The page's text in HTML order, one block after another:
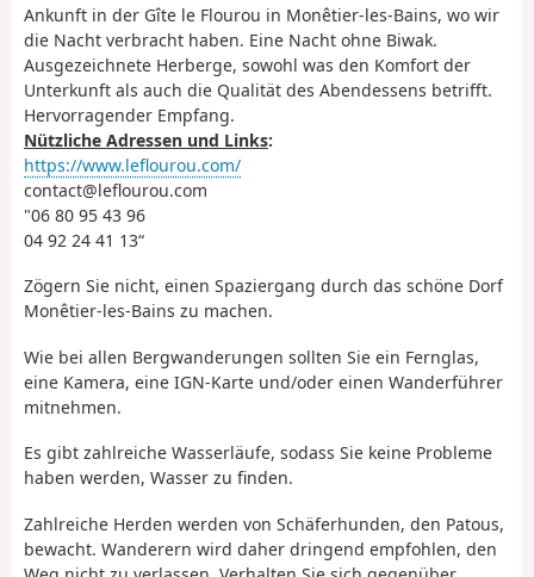
Ankunft in der Gîte le Flourou in Monêtier-les-Bains, wo wir
die Nacht verbracht haben. Eine Nacht ohne Biwak.
Ausgezeichnete Herberge, sowohl was den Komfort der
Unterkunft als auch die Qualität des Abendessens betrifft.
Hervorragender Empfang.
Nützliche Adressen und Links:
https://www.leflourou.com/
contact@leflourou.com
"06 80 95 43 96
04 92 24 41 13“
Zögern Sie nicht, einen Spaziergang durch das schöne Dorf
Monêtier-les-Bains zu machen.
Wie bei allen Bergwanderungen sollten Sie ein Fernglas,
eine Kamera, eine IGN-Karte und/oder einen Wanderführer
mitnehmen.
Es gibt zahlreiche Wasserläufe, sodass Sie keine Probleme
haben werden, Wasser zu finden.
Zahlreiche Herden werden von Schäferhunden, den Patous,
bewacht. Wanderern wird daher dringend empfohlen, den